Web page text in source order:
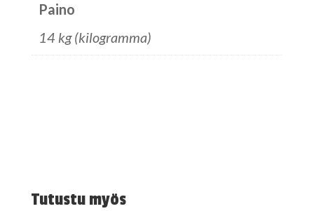
Paino
14 kg (kilogramma)
Tutustu myös